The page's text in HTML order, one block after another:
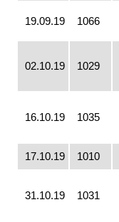
19.09.19 1066
02.10.19 1029
16.10.19 1035
17.10.19 1010
31.10.19 1031